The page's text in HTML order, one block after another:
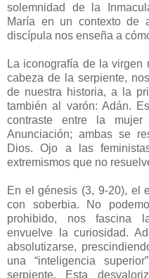
solemnidad de la
María en un contexto de
discípula nos enseña a
La iconografía de la virgen
cabeza de la serpiente,
de nuestra historia, a la
también al varón: Adán.
contraste entre la
Anunciación; ambas se
Dios. Ojo a las
extremismos que no
En el génesis (3, 9-20), el
con soberbia. No
prohibido, nos fascina
envuelve la curiosidad.
absolutizarse,
una “inteligencia
serpiente. Esta